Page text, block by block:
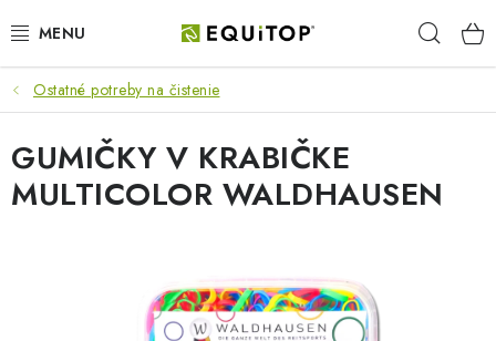
na
JAZDEC
KÔŇ
PONY
Ostatné potreby na čistenie
GUMIČKY V KRABIČKE
MULTICOLOR WALDHAUSEN